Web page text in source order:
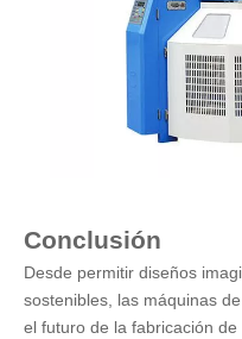
Conclusión
Desde permitir diseños
sostenibles, las máquinas
el futuro de la fabricación